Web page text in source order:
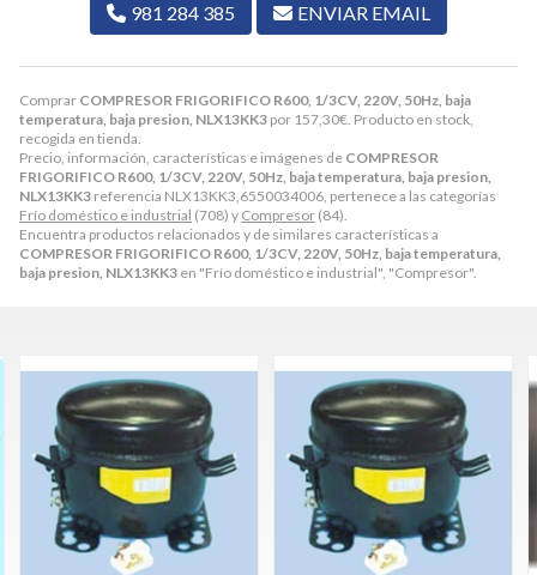
Comprar COMPRESOR FRIGORIFICO R600, 1/3CV, 220V, 50Hz, baja
temperatura, baja presion, NLX13KK3 por 157,30€ . Producto en stock,
recogida en tienda.
Precio, información, características e imágenes de COMPRESOR
FRIGORIFICO R600, 1/3CV, 220V, 50Hz, baja temperatura, baja presion,
NLX13KK3 referencia NLX13KK3,6550034006, pertenece a las categorías
Frío doméstico e industrial (708) y Compresor (84).
Encuentra productos relacionados y de similares características a
COMPRESOR FRIGORIFICO R600, 1/3CV, 220V, 50Hz, baja temperatura,
baja presion, NLX13KK3 en "Frío doméstico e industrial", "Compresor".
981 284 385 ENVIAR EMAIL